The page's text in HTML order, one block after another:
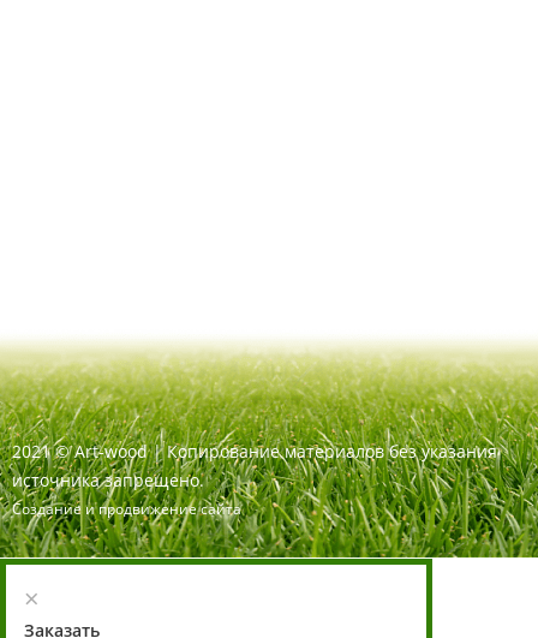
2021 ©Art-wood |Копирование материалов без указания
источника запрещено.
Создание и продвижение сайта
×
Заказать